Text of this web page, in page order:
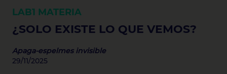
LAB1 MATERIA
¿SOLO EXISTE LO QUE VEMOS?
Apaga-espelmes invisible
29/11/2025